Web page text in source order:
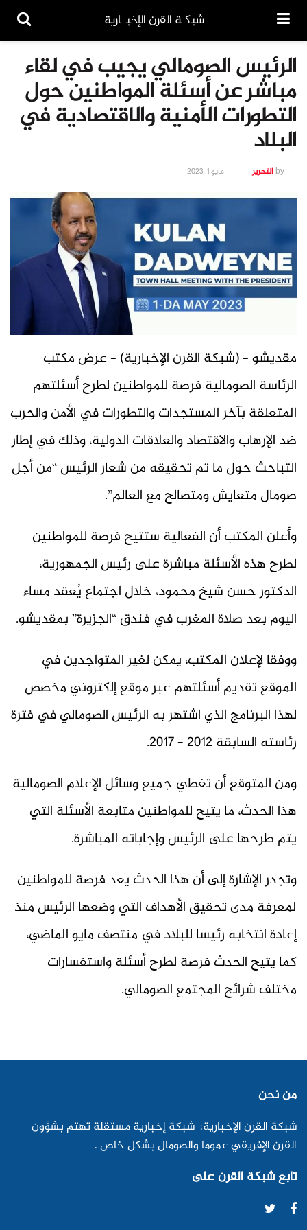
شبكـة القرن الإخبــارية
الرئيس الصومالي يجيب في لقاء
مباشر عن أسئلة المواطنين حول
التطورات الأمنية والاقتصادية في
البلاد
byالتحرير مايو 1, 2023
مقديشو – (شبكة القرن الإخبارية) – عرض مكتب
الرئاسة الصومالية فرصة للمواطنين لطرح أسئلتهم
المتعلقة بآخر المستجدات والتطورات في الأمن والحرب
ضد الإرهاب والاقتصاد والعلاقات الدولية، وذلك في إطار
التباحث حول ما تم تحقيقه من شعار الرئيس “من أجل
صومال متعايش ومتصالح مع العالم”.
وأعلن المكتب أن الفعالية ستتيح فرصة للمواطنين
لطرح هذه الأسئلة مباشرة على رئيس الجمهورية،
الدكتور حسن شيخ محمود، خلال اجتماع يُعقد مساء
اليوم بعد صلاة المغرب في فندق “الجزيرة” بمقديشو.
ووفقا لإعلان المكتب، يمكن لغير المتواجدين في
الموقع تقديم أسئلتهم عبر موقع إلكتروني مخصص
لهذا البرنامج الذي اشتهر به الرئيس الصومالي في فترة
رئاسته السابقة 2012 – 2017.
ومن المتوقع أن تغطي جميع وسائل الإعلام الصومالية
هذا الحدث، ما يتيح للمواطنين متابعة الأسئلة التي
يتم طرحها على الرئيس وإجاباته المباشرة.
وتجدر الإشارة إلى أن هذا الحدث يعد فرصة للمواطنين
لمعرفة مدى تحقيق الأهداف التي وضعها الرئيس منذ
إعادة انتخابه رئيسا للبلاد في منتصف مايو الماضي،
كما يتيح الحدث فرصة لطرح أسئلة واستفسارات
مختلف شرائح المجتمع الصومالي.
من نحن
شبكة القرن الإخبارية: شبكة إخبارية مستقلة تهتم بشؤون
القرن الإفريقي عموما والصومال بشكل خاص .
تابع شبكة القرن على